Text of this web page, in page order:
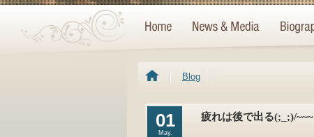
Blog
01
May.
疲れは後で出る(;_;)/~~~